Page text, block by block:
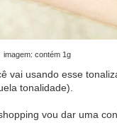
imagem: contém 1g
vai usando esse
tonalidade).
vou dar uma